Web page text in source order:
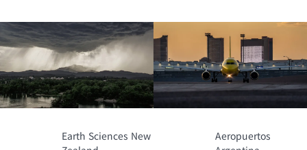
Earth Sciences New
Aeropuertos